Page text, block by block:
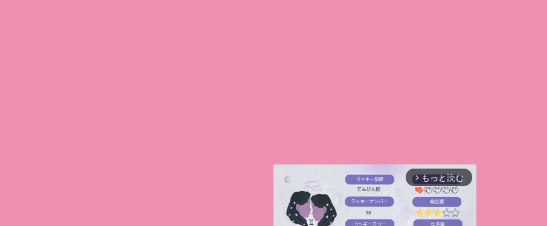
arrow_forward_ios もっと読む